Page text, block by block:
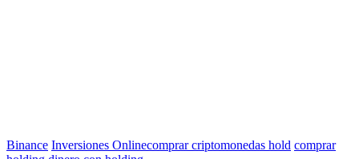
Binance Inversiones Onlinecomprar criptomonedas hold comprar